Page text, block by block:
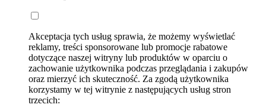
Akceptacja tych usług sprawia, że możemy wyświetlać
reklamy, treści sponsorowane lub promocje rabatowe
dotyczące naszej witryny lub produktów w oparciu o
zachowanie użytkownika podczas przeglądania i zakupów
oraz mierzyć ich skuteczność. Za zgodą użytkownika
korzystamy w tej witrynie z następujących usług stron
trzecich: